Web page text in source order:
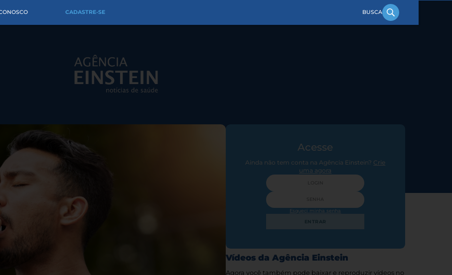
CADASTRE-SE
Acesse
Ainda não tem conta na Agência Einstein? Crie
uma agora
Esqueci minha senha
ENTRAR
Vídeos da Agência Einstein
Agora você também pode baixar e reproduzir vídeos no